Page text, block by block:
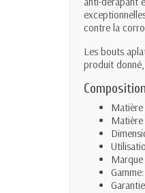
contre la
Les bouts
produit
Matière